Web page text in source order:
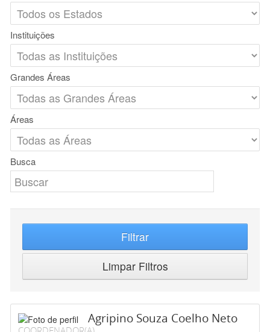
Instituições
Grandes Áreas
Áreas
Busca
Filtrar
Limpar Filtros
Agripino Souza Coelho Neto